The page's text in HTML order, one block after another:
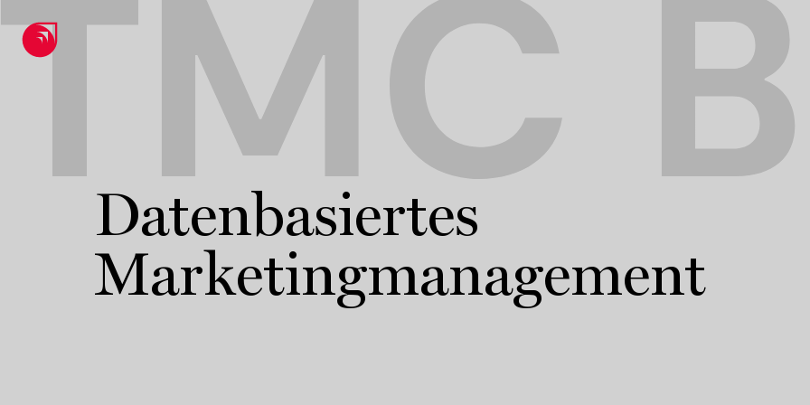
Datenbasiertes
Marketingmanagement